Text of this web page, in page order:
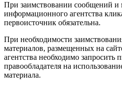
При заимствовании сообщений и
информационного агентства
первоисточник обязательна.
При необходимости
материалов, размещенных на
агентства необходимо запросить
правообладателя на
материала.